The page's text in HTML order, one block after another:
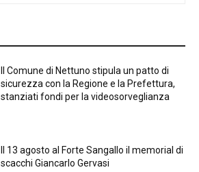
Il Comune di Nettuno stipula un patto di
sicurezza con la Regione e la Prefettura,
stanziati fondi per la videosorveglianza
Il 13 agosto al Forte Sangallo il memorial di
scacchi Giancarlo Gervasi